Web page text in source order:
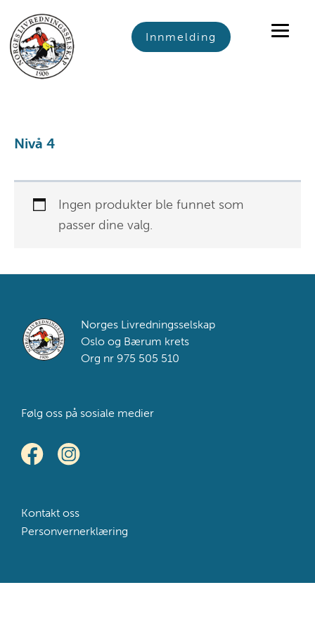
primary
navigation
main
content
footer
Innmelding
Nivå 4
Ingen produkter ble funnet som
passer dine valg.
Footer
Norges Livredningsselskap
Oslo og Bærum krets
Org nr 975 505 510
Følg oss på sosiale medier
Kontakt oss
Personvernerklæring